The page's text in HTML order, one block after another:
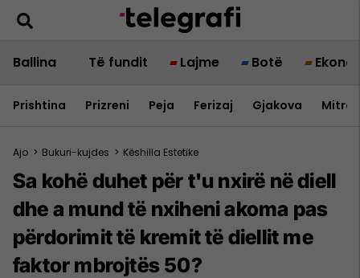
Ballina Të fundit Lajme Botë
Prishtina Prizreni Peja Ferizaj Gjakova
Ajo > Bukuri-kujdes > Këshilla Estetike
Sa kohë duhet për t'u nxirë në diell
dhe a mund të nxiheni akoma pas
përdorimit të kremit të diellit me
faktor mbrojtës 50?